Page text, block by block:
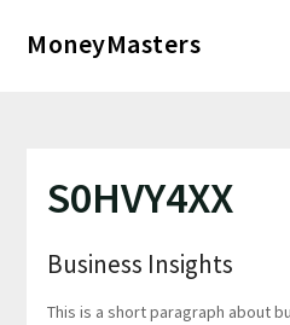
MoneyMasters
S0HVY4XX
Business Insights
This is a short paragraph about